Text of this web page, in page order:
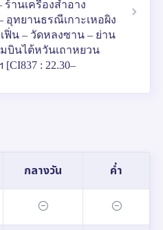
ร้านเครื่องสำอาง
– อุทยานธรณีเกาะเหอผิง
ฟิ่น – วัดหลงซาน – ย่าน
บินไต้หวันเถาหยวน
[CI837 : 22.30–
กลางวัน ค่ำ